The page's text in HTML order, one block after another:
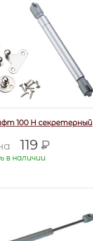
100 Н секретерный
119 Р
в наличии